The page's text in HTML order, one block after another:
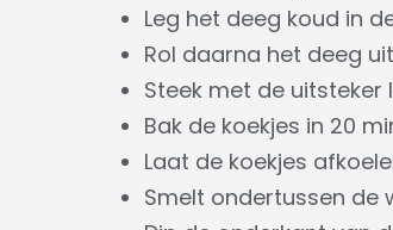
Leg het deeg koud in
Rol daarna het deeg
Steek met de
Bak de koekjes in 20
Laat de koekjes
Smelt ondertussen